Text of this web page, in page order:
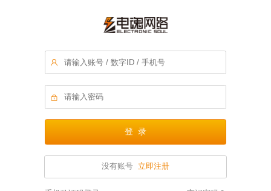


登 录
没有账号 立即注册